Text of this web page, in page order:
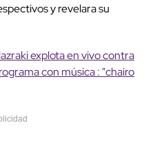
y revelara su
explota en vivo contra
con música : "chairo